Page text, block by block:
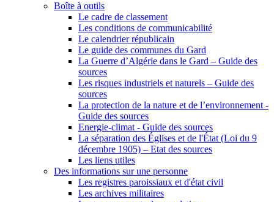
Boîte à outils
Le cadre de classement
Les conditions de communicabilité
Le calendrier républicain
Le guide des communes du Gard
La Guerre d’Algérie dans le Gard – Guide des
sources
Les risques industriels et naturels – Guide des
sources
La protection de la nature et de l’environnement -
Guide des sources
Energie-climat - Guide des sources
La séparation des Églises et de l'État (Loi du 9
décembre 1905) – Etat des sources
Les liens utiles
Des informations sur une personne
Les registres paroissiaux et d'état civil
Les archives militaires